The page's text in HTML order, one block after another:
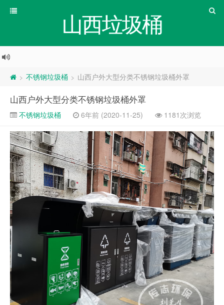
山西垃圾桶
> 不锈钢垃圾桶 > 山西户外大型分类不锈钢垃圾桶外罩
山西户外大型分类不锈钢垃圾桶外罩
不锈钢垃圾桶 6年前 (2020-11-25) 1181次浏览